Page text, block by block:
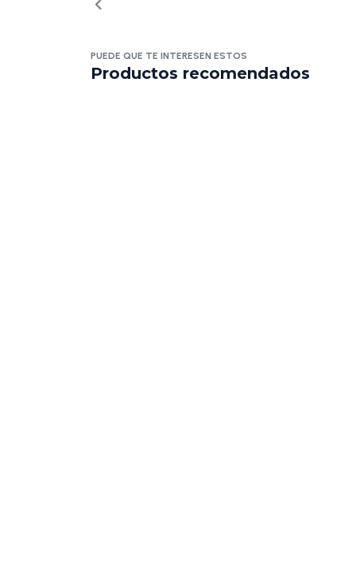
PUEDE QUE TE INTERESEN ESTOS
Productos recomendados